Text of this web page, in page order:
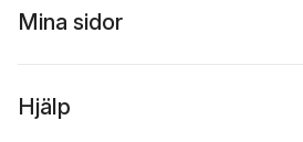
Mina sidor
Hjälp